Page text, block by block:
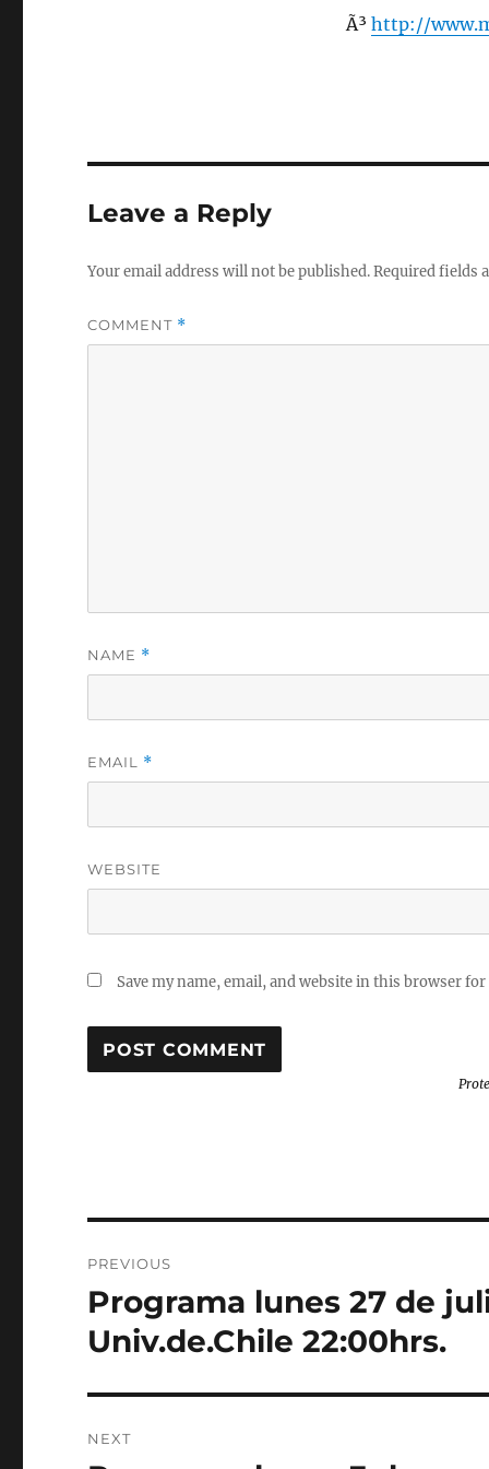
Ã³ http://
Leave a Reply
Your email address will not be published.Required fields
COMMENT *
NAME *
EMAIL *
WEBSITE
Save my name, email, and website in this browser
navigation
PREVIOUS
Previous
post:
Programa lunes 27 de
Univ.de.Chile 22:00hrs.
NEXT